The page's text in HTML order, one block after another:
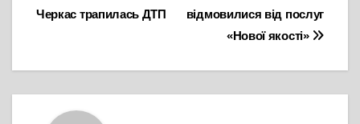
записів
відмовилися від послуг
«Нової якості»
Черкас трапилась ДТП